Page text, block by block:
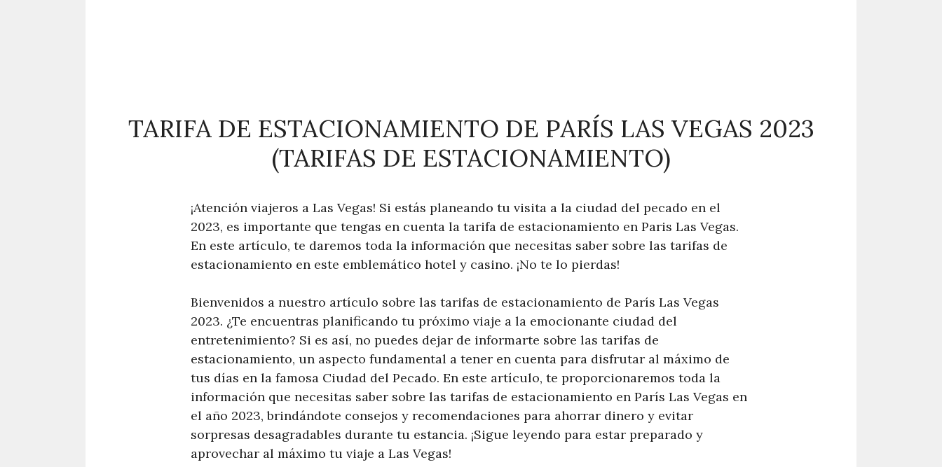
TARIFA DE ESTACIONAMIENTO DE PARÍS LAS VEGAS 2023
(TARIFAS DE ESTACIONAMIENTO)
¡Atención viajeros a Las Vegas! Si estás planeando tu visita a la ciudad del pecado en el
2023, es importante que tengas en cuenta la tarifa de estacionamiento en Paris Las Vegas.
En este artículo, te daremos toda la información que necesitas saber sobre las tarifas de
estacionamiento en este emblemático hotel y casino. ¡No te lo pierdas!
Bienvenidos a nuestro artículo sobre las tarifas de estacionamiento de París Las Vegas
2023. ¿Te encuentras planificando tu próximo viaje a la emocionante ciudad del
entretenimiento? Si es así, no puedes dejar de informarte sobre las tarifas de
estacionamiento, un aspecto fundamental a tener en cuenta para disfrutar al máximo de
tus días en la famosa Ciudad del Pecado. En este artículo, te proporcionaremos toda la
información que necesitas saber sobre las tarifas de estacionamiento en París Las Vegas en
el año 2023, brindándote consejos y recomendaciones para ahorrar dinero y evitar
sorpresas desagradables durante tu estancia. ¡Sigue leyendo para estar preparado y
aprovechar al máximo tu viaje a Las Vegas!